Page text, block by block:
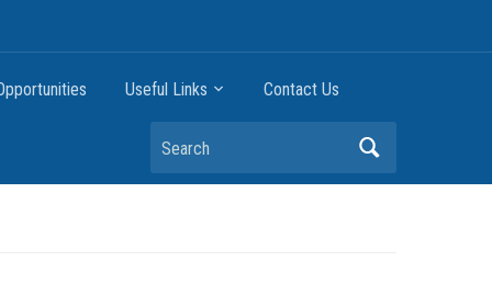
Useful Links Contact Us
Search